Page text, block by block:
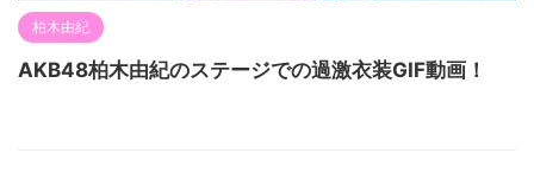
柏木由紀
AKB48柏木由紀のステージでの過激衣装GIF動画！